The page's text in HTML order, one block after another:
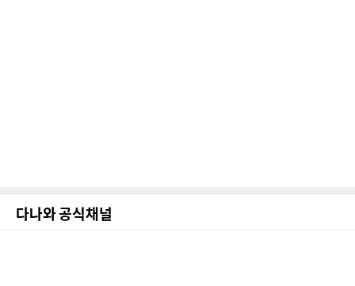
다나와 공식채널